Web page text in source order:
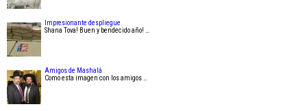
Impresionante despliegue
Shana Tova! Buen y bendecido año! …
Amigos de Mashalá
Como esta imagen con los amigos …